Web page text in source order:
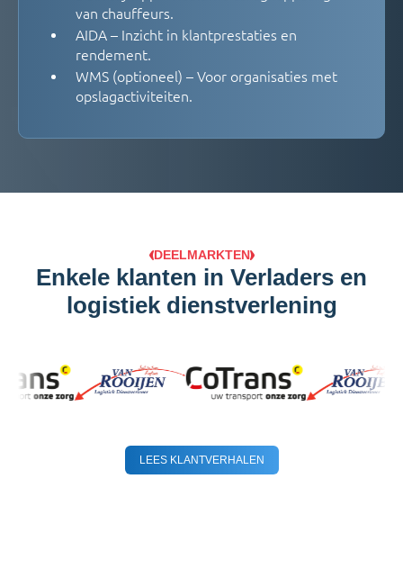
van chauffeurs.
AIDA – Inzicht in klantprestaties en
rendement.
WMS (optioneel) – Voor organisaties met
opslagactiviteiten.
DEELMARKTEN
Enkele klanten in Verladers en
logistiek dienstverlening
LEES KLANTVERHALEN